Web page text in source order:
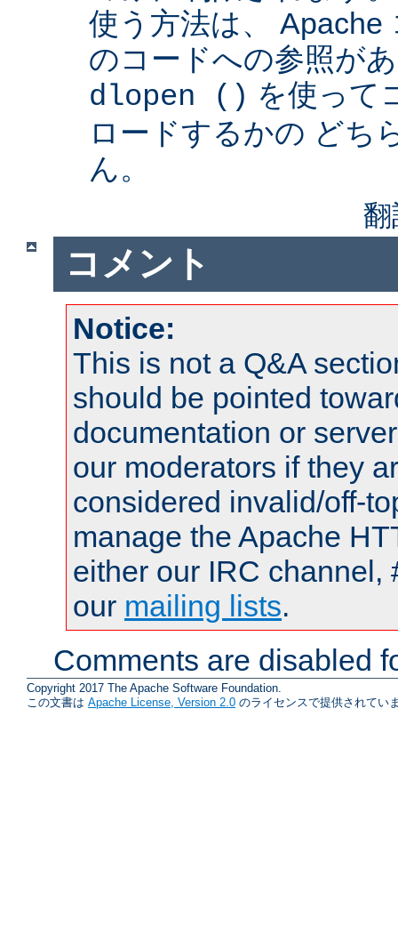
使う方法は、 Apache
のコードへの参照が
dlopen () を使って
ロードするかの どち
ん。
コメント
Notice:
This is not a Q&A
should be pointed
documentation or
our moderators if they
considered invalid/off-
manage the Apache
either our IRC channel,
our mailing lists.
Comments are disabled
Copyright 2017 The Apache Software Foundation.
この文書は Apache License, Version 2.0 のライセンスで提供されてい